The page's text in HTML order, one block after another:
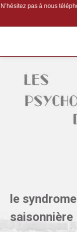
N’hésitez pas à nous
le
saisonnière